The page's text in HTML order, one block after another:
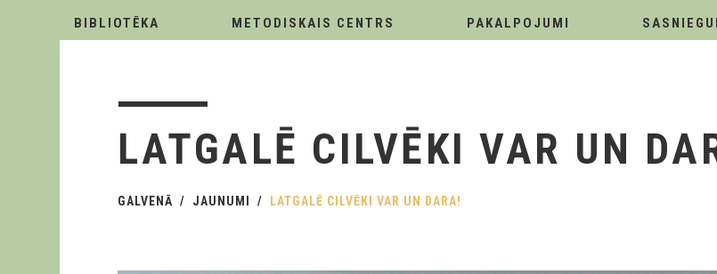
BIBLIOTĒKA
METODISKAIS CENTRS PAKALPOJUMI
LATGALĒ CILVĒKI VAR UN
GALVENĀ JAUNUMI LATGALĒ CILVĒKI VAR UN DARA!